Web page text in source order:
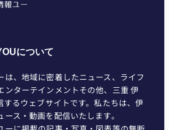
について
は、地域に密着したニュース、ライフ
ンターテインメントその他、三重 伊
るウェブサイトです。私たちは、伊
ス・動画を配信いたします。